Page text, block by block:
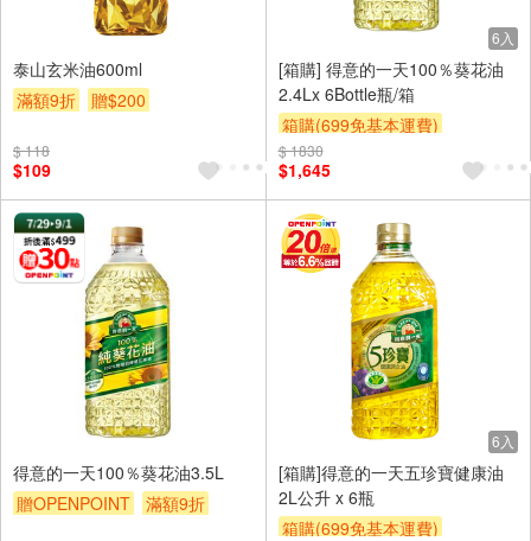
泰山玄米油600ml
滿額9折
贈$200
$ 118
$109
6入
[箱購] 得意的一天100％葵花油
2.4Lx 6Bottle瓶/箱
箱購(699免基本運費)
贈OPENPOINT
$ 1830
$1,645
得意的一天100％葵花油3.5L
贈OPENPOINT
滿額9折
6入
[箱購]得意的一天五珍寶健康油
2L公升 x 6瓶
箱購(699免基本運費)